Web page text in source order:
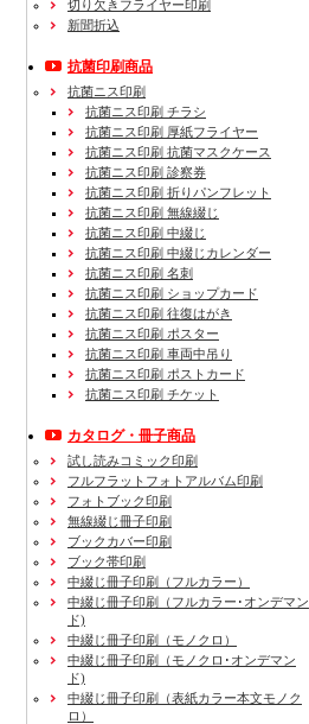
切り欠きフライヤー印刷
新聞折込
抗菌印刷商品
抗菌ニス印刷
抗菌ニス印刷 チラシ
抗菌ニス印刷 厚紙フライヤー
抗菌ニス印刷 抗菌マスクケース
抗菌ニス印刷 診察券
抗菌ニス印刷 折りパンフレット
抗菌ニス印刷 無線綴じ
抗菌ニス印刷 中綴じ
抗菌ニス印刷 中綴じカレンダー
抗菌ニス印刷 名刺
抗菌ニス印刷 ショップカード
抗菌ニス印刷 往復はがき
抗菌ニス印刷 ポスター
抗菌ニス印刷 車両中吊り
抗菌ニス印刷 ポストカード
抗菌ニス印刷 チケット
カタログ・冊子商品
試し読みコミック印刷
フルフラットフォトアルバム印刷
フォトブック印刷
無線綴じ冊子印刷
ブックカバー印刷
ブック帯印刷
中綴じ冊子印刷（フルカラー）
中綴じ冊子印刷（フルカラー･オンデマン
ド)
中綴じ冊子印刷（モノクロ）
中綴じ冊子印刷（モノクロ･オンデマン
ド)
中綴じ冊子印刷（表紙カラー本文モノク
ロ）